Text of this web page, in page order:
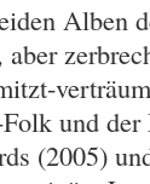
Alben
aber
und
(2005)